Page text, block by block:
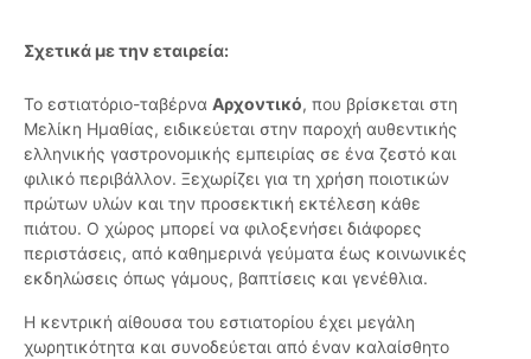
Σχετικά με την εταιρεία:
Το εστιατόριο-ταβέρνα Αρχοντικό, που βρίσκεται στη
Μελίκη Ημαθίας, ειδικεύεται στην παροχή αυθεντικής
ελληνικής γαστρονομικής εμπειρίας σε ένα ζεστό και
φιλικό περιβάλλον. Ξεχωρίζει για τη χρήση ποιοτικών
πρώτων υλών και την προσεκτική εκτέλεση κάθε
πιάτου. Ο χώρος μπορεί να φιλοξενήσει διάφορες
περιστάσεις, από καθημερινά γεύματα έως κοινωνικές
εκδηλώσεις όπως γάμους, βαπτίσεις και γενέθλια.
Η κεντρική αίθουσα του εστιατορίου έχει μεγάλη
χωρητικότητα και συνοδεύεται από έναν καλαίσθητο